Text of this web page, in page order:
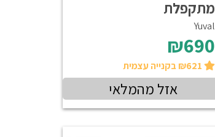
מתקפלת
Yuval
₪690
אזל מהמלאי